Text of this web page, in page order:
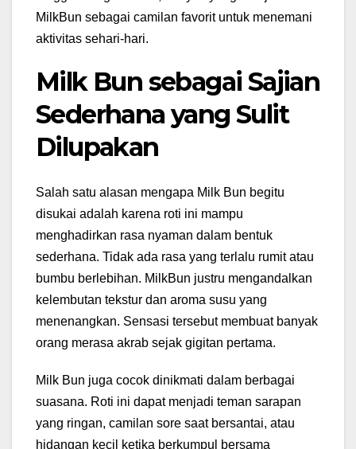
MilkBun sebagai camilan favorit untuk menemani
aktivitas sehari-hari.
Milk Bun sebagai Sajian
Sederhana yang Sulit
Dilupakan
Salah satu alasan mengapa Milk Bun begitu
disukai adalah karena roti ini mampu
menghadirkan rasa nyaman dalam bentuk
sederhana. Tidak ada rasa yang terlalu rumit atau
bumbu berlebihan. MilkBun justru mengandalkan
kelembutan tekstur dan aroma susu yang
menenangkan. Sensasi tersebut membuat banyak
orang merasa akrab sejak gigitan pertama.
Milk Bun juga cocok dinikmati dalam berbagai
suasana. Roti ini dapat menjadi teman sarapan
yang ringan, camilan sore saat bersantai, atau
hidangan kecil ketika berkumpul bersama